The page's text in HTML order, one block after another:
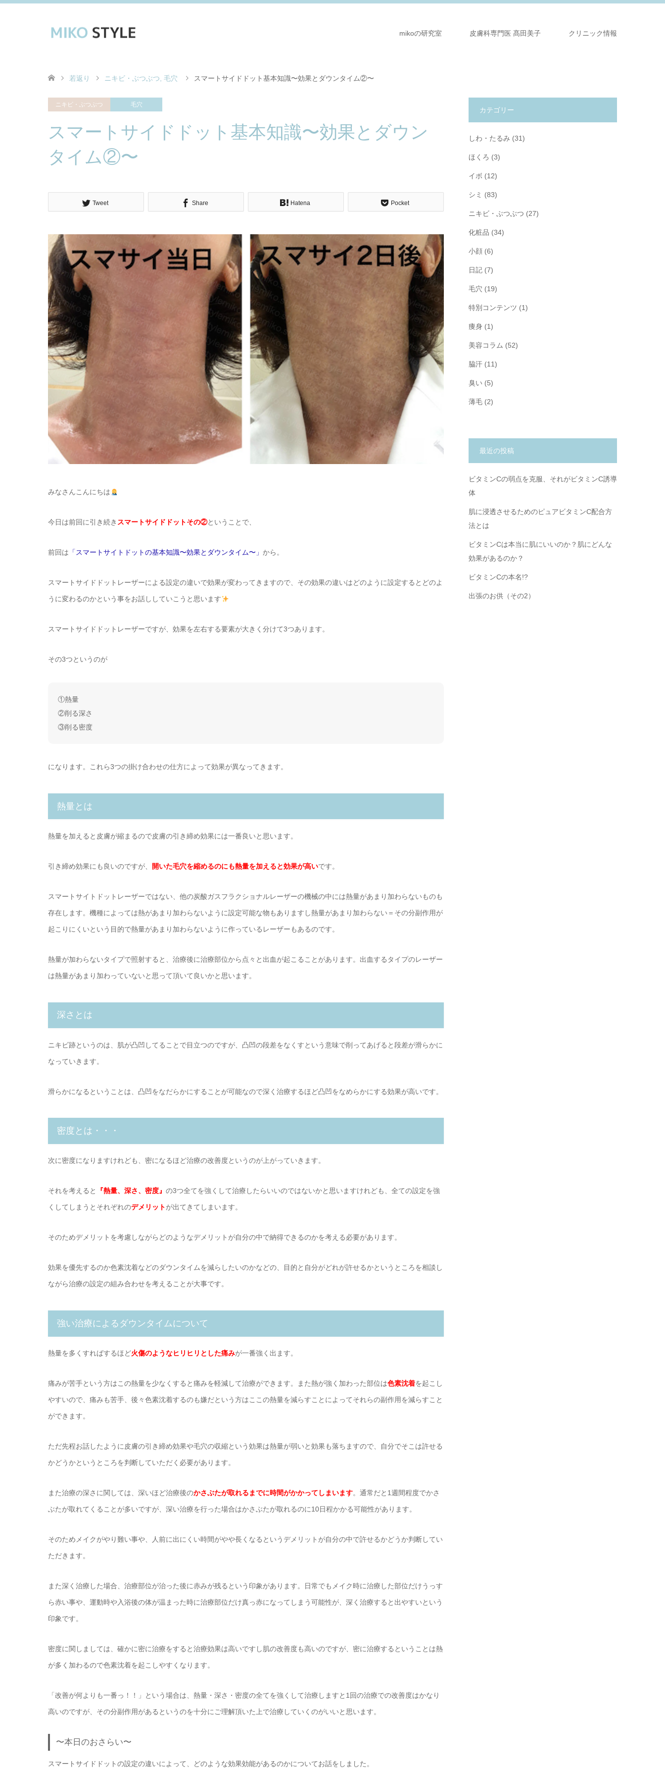
mikoの研究室 皮膚科専門医 髙田美子 クリニック情報
若返り ニキビ・ぶつぶつ 毛穴 スマートサイドドット基本知識〜効果とダウンタイム②〜
ニキビ・ぶつぶつ 毛穴
スマートサイドドット基本知識〜効果とダウン
タイム②〜
Tweet Share Hatena Pocket
みなさんこんにちは
今日は前回に引き続き スマートサイドドットその②ということで、
前回は 「スマートサイトドットの基本知識〜効果とダウンタイム〜」 から。
スマートサイドドットレーザーによる設定の違いで効果が変わってきますので、その効果の違いはどのように設定するとどのよ
うに変わるのかという事をお話ししていこうと思います
スマートサイドドットレーザーですが、効果を左右する要素が大きく分けて3つあります。
その3つというのが
①熱量
②削る深さ
③削る密度
になります。これら3つの掛け合わせの仕方によって効果が異なってきます。
熱量とは
熱量を加えると皮膚が縮まるので皮膚の引き締め効果には一番良いと思います。
引き締め効果にも良いのですが、 開いた毛穴を縮めるのにも熱量を加えると効果が高いです。
スマートサイトドットレーザーではない、他の炭酸ガスフラクショナルレーザーの機械の中には熱量があまり加わらないものも
存在します。機種によっては熱があまり加わらないように設定可能な物もありますし熱量があまり加わらない＝その分副作用が
起こりにくいという目的で熱量があまり加わらないように作っているレーザーもあるのです。
熱量が加わらないタイプで照射すると、治療後に治療部位から点々と出血が起こることがあります。出血するタイプのレーザー
は熱量があまり加わっていないと思って頂いて良いかと思います。
深さとは
ニキビ跡というのは、肌が凸凹してることで目立つのですが、凸凹の段差をなくすという意味で削ってあげると段差が滑らかに
なっていきます。
滑らかになるということは、凸凹をなだらかにすることが可能なので深く治療するほど凸凹をなめらかにする効果が高いです。
密度とは・・・
次に密度になりますけれども、密になるほど治療の改善度というのが上がっていきます。
それを考えると 『熱量、深さ、密度』 の3つ全てを強くして治療したらいいのではないかと思いますけれども、全ての設定を強
くしてしまうとそれぞれのデメリットが出てきてしまいます。
そのためデメリットを考慮しながらどのようなデメリットが自分の中で納得できるのかを考える必要があります。
効果を優先するのか色素沈着などのダウンタイムを減らしたいのかなどの、目的と自分がどれが許せるかというところを相談し
ながら治療の設定の組み合わせを考えることが大事です。
強い治療によるダウンタイムについて
熱量を多くすればするほど火傷のようなヒリヒリとした痛みが一番強く出ます。
痛みが苦手という方はこの熱量を少なくすると痛みを軽減して治療ができます。また熱が強く加わった部位は色素沈着を起こし
やすいので、痛みも苦手、後々色素沈着するのも嫌だという方はここの熱量を減らすことによってそれらの副作用を減らすこと
ができます。
ただ先程お話したように皮膚の引き締め効果や毛穴の収縮という効果は熱量が弱いと効果も落ちますので、自分でそこは許せる
かどうかというところを判断していただく必要があります。
また治療の深さに関しては、深いほど治療後のかさぶたが取れるまでに時間がかかってしまいます。通常だと1週間程度でかさ
ぶたが取れてくることが多いですが、深い治療を行った場合はかさぶたが取れるのに10日程かかる可能性があります。
そのためメイクがやり難い事や、人前に出にくい時間がやや長くなるというデメリットが自分の中で許せるかどうか判断してい
ただきます。
また深く治療した場合、治療部位が治った後に赤みが残るという印象があります。日常でもメイク時に治療した部位だけうっす
ら赤い事や、運動時や入浴後の体が温まった時に治療部位だけ真っ赤になってしまう可能性が、深く治療すると出やすいという
印象です。
密度に関しましては、確かに密に治療をすると治療効果は高いですし肌の改善度も高いのですが、密に治療するということは熱
が多く加わるので色素沈着を起こしやすくなります。
「改善が何よりも一番っ！！」という場合は、熱量・深さ・密度の全てを強くして治療しますと1回の治療での改善度はかなり
高いのですが、その分副作用があるというのを十分にご理解頂いた上で治療していくのがいいと思います。
〜本日のおさらい〜
スマートサイドドットの設定の違いによって、どのような効果効能があるのかについてお話をしました。
カテゴリー
しわ・たるみ (31)
ほくろ (3)
イボ (12)
シミ (83)
ニキビ・ぶつぶつ (27)
化粧品 (34)
小顔 (6)
日記 (7)
毛穴 (19)
特別コンテンツ (1)
痩身 (1)
美容コラム (52)
脇汗 (11)
臭い (5)
薄毛 (2)
最近の投稿
ビタミンCの弱点を克服、それがビタミンC誘導
体
肌に浸透させるためのピュアビタミンC配合方
法とは
ビタミンCは本当に肌にいいのか？肌にどんな
効果があるのか？
ビタミンCの本名!?
出張のお供（その2）